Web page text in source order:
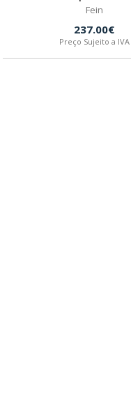
Fein
237.00€
Preço Sujeito a IVA